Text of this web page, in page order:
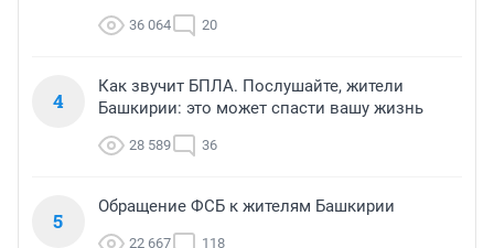
36 064 20
4
Как звучит БПЛА. Послушайте, жители
Башкирии: это может спасти вашу жизнь
28 589 36
5
Обращение ФСБ к жителям Башкирии
22 667 118